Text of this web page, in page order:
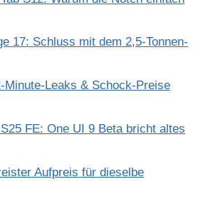
17: Schluss mit dem 2,5-Tonnen-
Minute-Leaks & Schock-Preise
FE: One UI 9 Beta bricht altes
Aufpreis für dieselbe